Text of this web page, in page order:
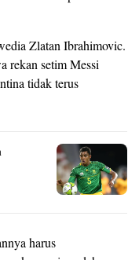
Zlatan Ibrahimovic.
rekan setim Messi
tidak terus
harus